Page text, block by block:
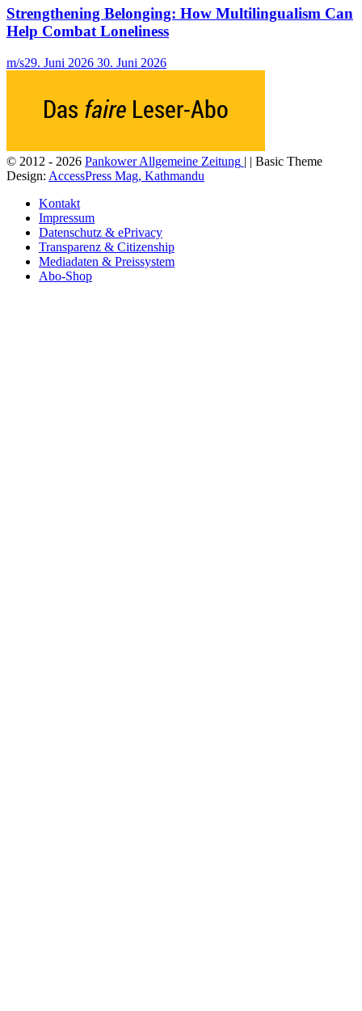
Strengthening Belonging: How Multilingualism Can
Help Combat Loneliness
m/s29. Juni 2026 30. Juni 2026
© 2012 - 2026 Pankower Allgemeine Zeitung | | Basic Theme
Design: AccessPress Mag, Kathmandu
Kontakt
Impressum
Datenschutz & ePrivacy
Transparenz & Citizenship
Mediadaten & Preissystem
Abo-Shop